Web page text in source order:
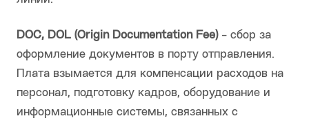
DOC, DOL (Origin Documentation Fee)- сбор за
оформление документов в порту отправления.
Плата взымается для компенсации расходов на
персонал, подготовку кадров, оборудование и
информационные системы, связанных с